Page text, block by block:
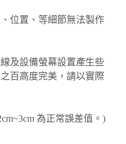
位置、等細節無法製作
及設備螢幕設置產生些
百高度完美，請以實際
為正常誤差值。)